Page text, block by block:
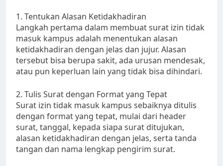
1. Tentukan Alasan Ketidakhadiran
Langkah pertama dalam membuat surat izin tidak
masuk kampus adalah menentukan alasan
ketidakhadiran dengan jelas dan jujur. Alasan
tersebut bisa berupa sakit, ada urusan mendesak,
atau pun keperluan lain yang tidak bisa dihindari.
2. Tulis Surat dengan Format yang Tepat
Surat izin tidak masuk kampus sebaiknya ditulis
dengan format yang tepat, mulai dari header
surat, tanggal, kepada siapa surat ditujukan,
alasan ketidakhadiran dengan jelas, serta tanda
tangan dan nama lengkap pengirim surat.